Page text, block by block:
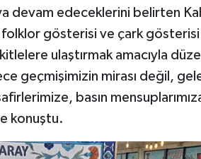
devam edeceklerini belirten
gösterisi ve çark
ulaştırmak amacıyla
geçmişimizin mirası değil,
basın
konuştu.